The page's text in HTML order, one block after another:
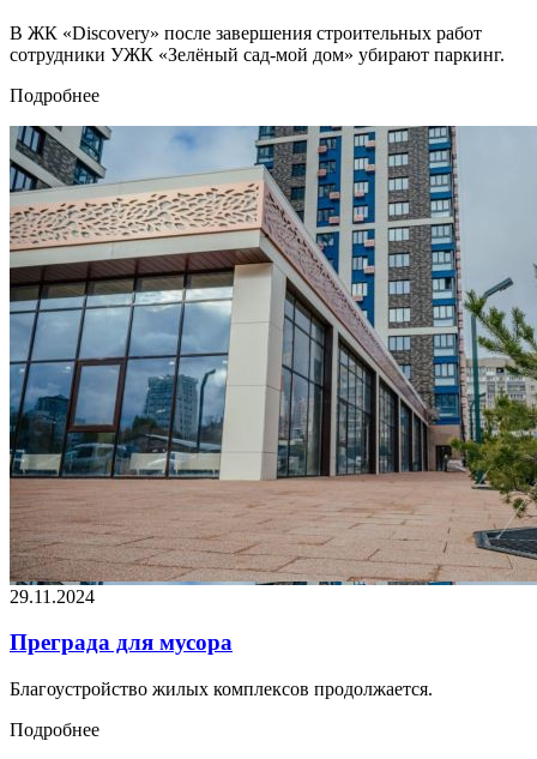
В ЖК «Discovery» после завершения строительных работ
сотрудники УЖК «Зелёный сад-мой дом» убирают паркинг.
Подробнее
29.11.2024
Преграда для мусора
Благоустройство жилых комплексов продолжается.
Подробнее